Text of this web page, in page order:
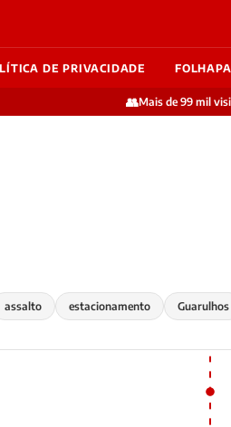
DE PRIVACIDADE FOLHAPA
👥Mais de 99 mil
assalto estacionamento Guarulhos